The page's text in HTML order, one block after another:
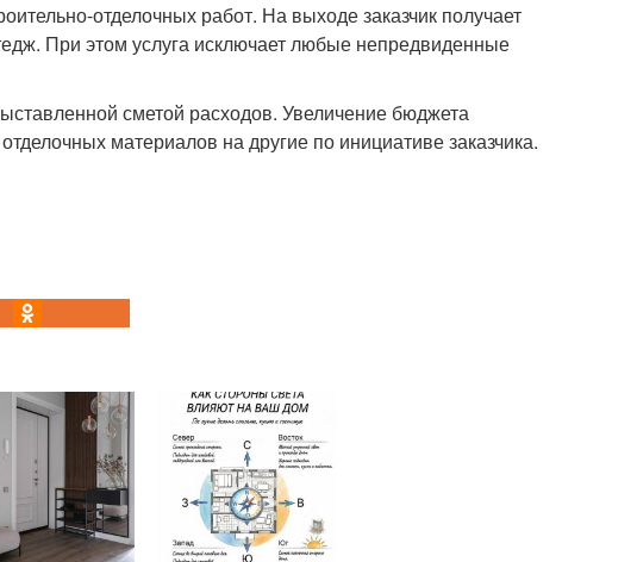
отделочных работ. На выходе заказчик получает
При этом услуга исключает любые непредвиденные
сметой расходов. Увеличение бюджета
материалов на другие по инициативе заказчика.